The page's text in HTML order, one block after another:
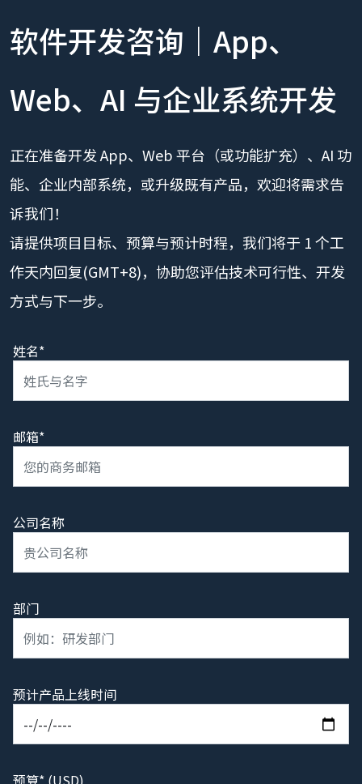
软件开发咨询｜App、
Web、AI 与企业系统开发
正在准备开发 App、Web 平台（或功能扩充）、AI 功
能、企业内部系统，或升级既有产品，欢迎将需求告
诉我们！
请提供项目目标、预算与预计时程，我们将于 1 个工
作天内回复(GMT+8)，协助您评估技术可行性、开发
方式与下一步。
姓名*
邮箱*
公司名称
部门
预计产品上线时间